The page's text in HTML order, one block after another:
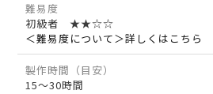
難易度
初級者 ★★☆☆
＜難易度について＞詳しくはこちら
製作時間（目安）
15～30時間